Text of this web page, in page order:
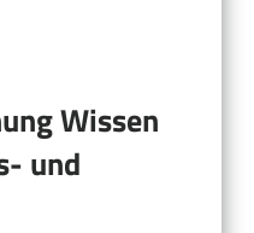
Wissen
und